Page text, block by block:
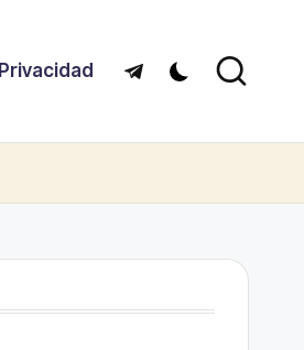
Privacidad Telegram